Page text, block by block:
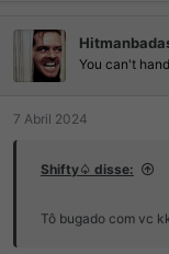
You can't
7 Abril 2024
Shifty♤ disse:
Tô bugado com vc